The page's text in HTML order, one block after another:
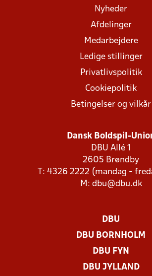
Nyheder
Afdelinger
Medarbejdere
Ledige stillinger
Privatlivspolitik
Cookiepolitik
Betingelser og vilkår
Dansk Boldspil-
DBU Allé 1
2605 Brøndby
T: 4326 2222 (mandag -
M: dbu@dbu.dk
DBU
DBU BORNHOLM
DBU FYN
DBU JYLLAND